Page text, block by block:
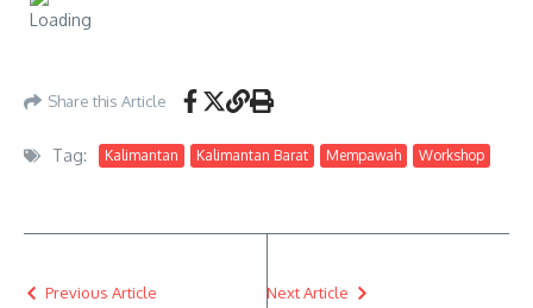
Share this Article
Tag: Kalimantan Kalimantan Barat Mempawah Workshop
Previous Article Next Article